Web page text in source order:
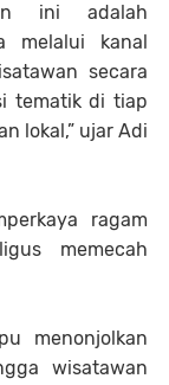
ini adalah
melalui kanal
secara
tematik di tiap
lokal,” ujar Adi
ragam
memecah
menonjolkan
wisatawan